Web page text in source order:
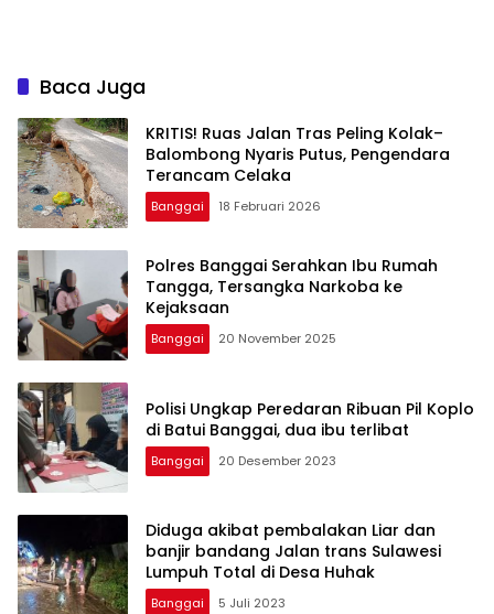
Baca Juga
KRITIS! Ruas Jalan Tras Peling Kolak–
Balombong Nyaris Putus, Pengendara
Terancam Celaka
Banggai 18 Februari 2026
Polres Banggai Serahkan Ibu Rumah
Tangga, Tersangka Narkoba ke
Kejaksaan
Banggai 20 November 2025
Polisi Ungkap Peredaran Ribuan Pil Koplo
di Batui Banggai, dua ibu terlibat
Banggai 20 Desember 2023
Diduga akibat pembalakan Liar dan
banjir bandang Jalan trans Sulawesi
Lumpuh Total di Desa Huhak
Banggai 5 Juli 2023